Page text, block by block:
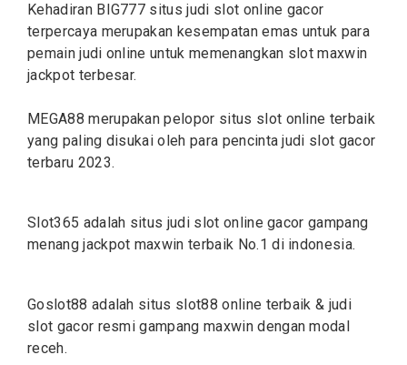
Kehadiran BIG777 situs judi slot online gacor
terpercaya merupakan kesempatan emas untuk para
pemain judi online untuk memenangkan slot maxwin
jackpot terbesar.
MEGA88 merupakan pelopor situs slot online terbaik
yang paling disukai oleh para pencinta judi slot gacor
terbaru 2023.
Slot365 adalah situs judi slot online gacor gampang
menang jackpot maxwin terbaik No.1 di indonesia.
Goslot88 adalah situs slot88 online terbaik & judi
slot gacor resmi gampang maxwin dengan modal
receh.